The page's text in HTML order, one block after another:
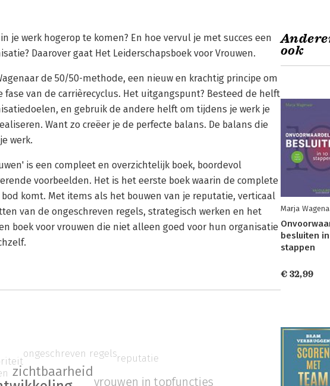
je werk hogerop te komen? En hoe vervul je met succes een
Daarover gaat Het Leiderschapsboek voor Vrouwen.
de 50/50-methode, een nieuw en krachtig principe om
van de carrièrecyclus. Het uitgangspunt? Besteed de helft
en gebruik de andere helft om tijdens je werk je
Want zo creëer je de perfecte balans. De balans die
werk.
is een compleet en overzichtelijk boek, boordevol
voorbeelden. Het is het eerste boek waarin de complete
komt. Met items als het bouwen van je reputatie, verticaal
van de ongeschreven regels, strategisch werken en het
boek voor vrouwen die niet alleen goed voor hun organisatie
zichtbaarheid
vrouwen in topfuncties
ongeschreven regelsreputatie
ook
Marja
besluiten in
stappen
€ 32,99